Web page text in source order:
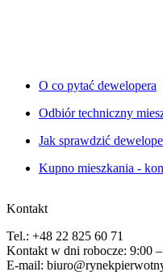
O co pytać dewelopera
Odbiór techniczny
Jak sprawdzić
Kupno mieszkania -
Kontakt
Tel.: +48 22 825 60 71
Kontakt w dni robocze: 9:00
E-mail: